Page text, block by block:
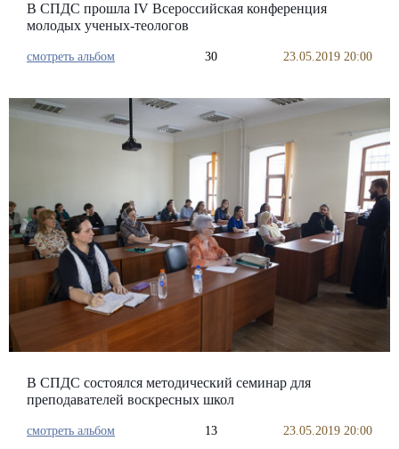
В СПДС прошла IV Всероссийская конференция
молодых ученых-теологов
смотреть альбом 30 23.05.2019 20:00
В СПДС состоялся методический семинар для
преподавателей воскресных школ
смотреть альбом 13 23.05.2019 20:00